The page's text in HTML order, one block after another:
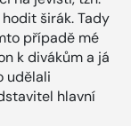
širák. Tady
případě mé
k divákům a já
udělali
hlavní